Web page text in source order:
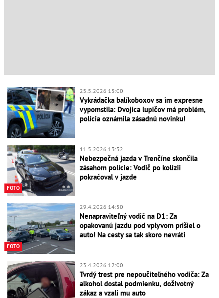
25.5.2026 15:00
Vykrádačka balíkoboxov sa im expresne
vypomstila: Dvojica lupičov má problém,
polícia oznámila zásadnú novinku!
FOTO
11.5.2026 13:32
Nebezpečná jazda v Trenčíne skončila
zásahom polície: Vodič po kolízii
pokračoval v jazde
FOTO
29.4.2026 14:50
Nenapraviteľný vodič na D1: Za
opakovanú jazdu pod vplyvom prišiel o
auto! Na cesty sa tak skoro nevráti
23.4.2026 12:00
Tvrdý trest pre nepoučiteľného vodiča: Za
alkohol dostal podmienku, doživotný
zákaz a vzali mu auto